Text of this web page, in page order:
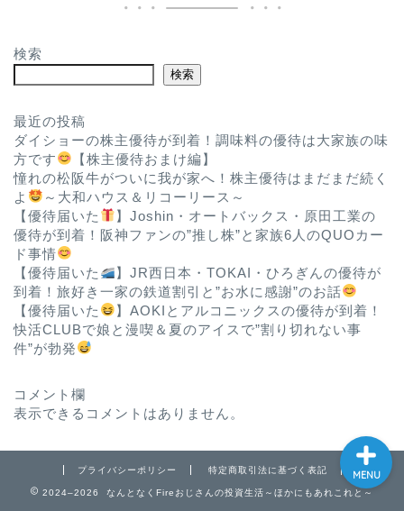
検索
検索
最近の投稿
ダイショーの株主優待が到着！調味料の優待は大家族の味
方です
【株主優待おまけ編】
憧れの松阪牛がついに我が家へ！株主優待はまだまだ続く
よ
～大和ハウス＆リコーリース～
【優待届いた
】Joshin・オートバックス・原田工業の
優待が到着！阪神ファンの”推し株”と家族6人のQUOカー
ド事情
【優待届いた
】JR西日本・TOKAI・ひろぎんの優待が
到着！旅好き一家の鉄道割引と”お水に感謝”のお話
【優待届いた
】AOKIとアルコニックスの優待が到着！
快活CLUBで娘と漫喫＆夏のアイスで”割り切れない事
件”が勃発
コメント欄
表示できるコメントはありません。
プライバシーポリシー 特定商取引法に基づく表記
2024–2026 なんとなくFireおじさんの投資生活～ほかにもあれこれと～
MENU
ホーム
お問い合わせ